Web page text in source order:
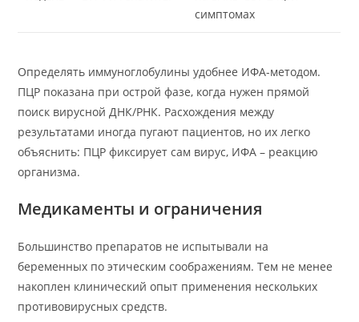
симптомах
Определять иммуноглобулины удобнее ИФА-методом.
ПЦР показана при острой фазе, когда нужен прямой
поиск вирусной ДНК/РНК. Расхождения между
результатами иногда пугают пациентов, но их легко
объяснить: ПЦР фиксирует сам вирус, ИФА – реакцию
организма.
Медикаменты и ограничения
Большинство препаратов не испытывали на
беременных по этическим соображениям. Тем не менее
накоплен клинический опыт применения нескольких
противовирусных средств.